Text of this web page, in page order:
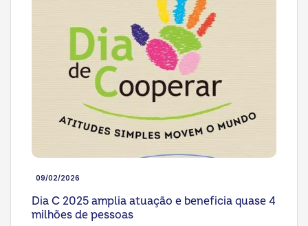
09/02/2026
Dia C 2025 amplia atuação e beneficia quase 4
milhões de pessoas